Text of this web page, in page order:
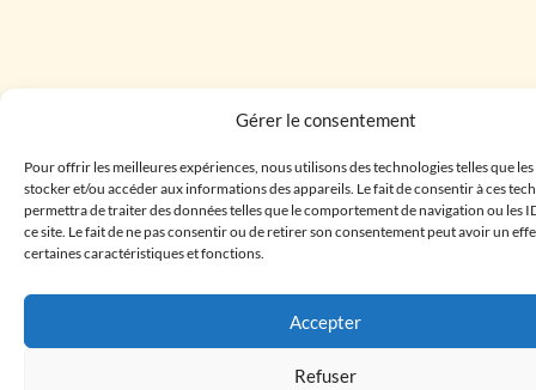
Gérer le consentement
Pour offrir les meilleures expériences, nous utilisons des technologies telles que
stocker et/ou accéder aux informations des appareils. Le fait de consentir à ces
permettra de traiter des données telles que le comportement de navigation ou les
ce site. Le fait de ne pas consentir ou de retirer son consentement peut avoir un
certaines caractéristiques et fonctions.
Accepter
Refuser